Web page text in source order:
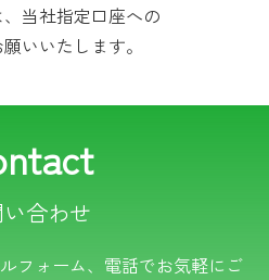
当社指定口座への
いいたします。
合わせ
フォーム、電話でお気軽にご
問い合わせ